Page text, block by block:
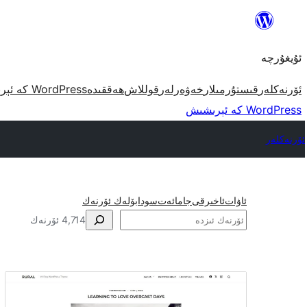
مەزمۇنغا
ئۇيغۇرچە
ئۆرنەكلەر قىستۇرمىلار خەۋەرلەر قوللاشھەققىدەWordPress كە ئېرىشىش
WordPress كە ئېرىشىش
ئۆرنەكلەر
ئاۋاتئاخىرقىجامائەتسودابۆلەك ئۆرنەك
ئىزدە 4,714 ئۆرنەك
سول